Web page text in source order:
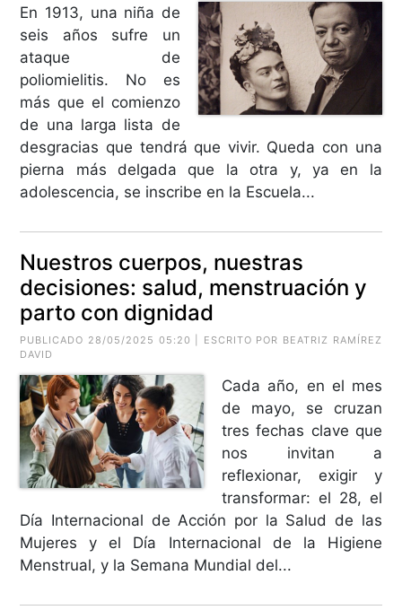
En 1913, una niña de
seis años sufre un
ataque de
poliomielitis. No es
más que el comienzo
de una larga lista de
desgracias que tendrá que vivir. Queda con una
pierna más delgada que la otra y, ya en la
adolescencia, se inscribe en la Escuela...
Nuestros cuerpos, nuestras
decisiones: salud, menstruación y
parto con dignidad
PUBLICADO 28/05/2025 05:20 | ESCRITO POR BEATRIZ RAMÍREZ
DAVID
Cada año, en el mes
de mayo, se cruzan
tres fechas clave que
nos invitan a
reflexionar, exigir y
transformar: el 28, el
Día Internacional de Acción por la Salud de las
Mujeres y el Día Internacional de la Higiene
Menstrual, y la Semana Mundial del...